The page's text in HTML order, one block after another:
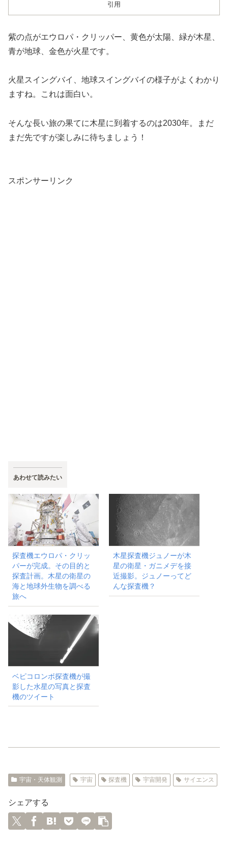
引用
紫の点がエウロパ・クリッパー、黄色が太陽、緑が木星、
青が地球、金色が火星です。
火星スイングバイ、地球スイングバイの様子がよくわかり
ますね。これは面白い。
そんな長い旅の果てに木星に到着するのは2030年。まだ
まだ先ですが楽しみに待ちましょう！
スポンサーリンク
あわせて読みたい
探査機エウロパ・クリッ
パーが完成。その目的と
探査計画。木星の衛星の
海と地球外生物を調べる
旅へ
木星探査機ジュノーが木
星の衛星・ガニメデを接
近撮影。ジュノーってど
んな探査機？
ベピコロンボ探査機が撮
影した水星の写真と探査
機のツイート
宇宙・天体観測 宇宙 探査機 宇宙開発 サイエンス
シェアする